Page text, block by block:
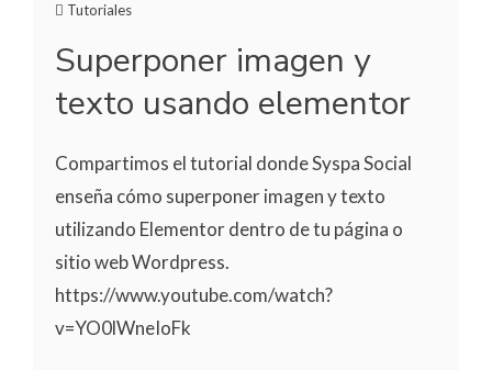
Tutoriales
Superponer imagen y
texto usando elementor
Compartimos el tutorial donde Syspa Social
enseña cómo superponer imagen y texto
utilizando Elementor dentro de tu página o
sitio web Wordpress.
https://www.youtube.com/watch?
v=YO0lWneIoFk